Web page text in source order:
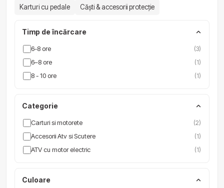
Karturi cu pedale
Căști & accesorii protecție
Timp de încărcare
6-8 ore (3)
6–8 ore (1)
8 - 10 ore (1)
Categorie
Carturi si motorete (2)
Accesorii Atv si Scutere (1)
ATV cu motor electric (1)
Culoare